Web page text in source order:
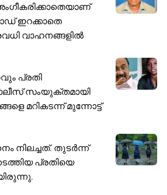
ഇറക്കാതെ
വാഹനങ്ങളിൽ
പ്രതി
പൊലീസ് സംയുക്തമായി
മറികടന്ന് മുന്നോട്ട്
നിലച്ചത്. തുടർന്ന്
പ്രതിയെ